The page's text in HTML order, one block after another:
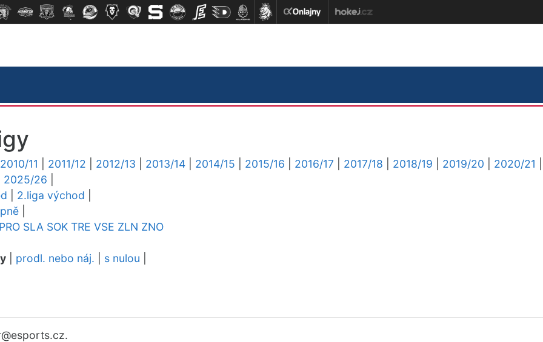
2010/11 2011/12 2012/13 2013/14 2014/15 2015/16 2016/17 2017/18 2018/19 2019/20 2020/21
2025/26
2.liga východ
PRO SLA SOK TRE VSE ZLN ZNO
prodl. nebo náj. s nulou
@esports.cz.